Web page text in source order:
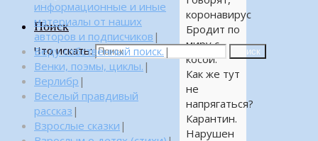
Поиск
Что искать: Поиск
коронавирус
Бродит по
миру с
косой.
Как же тут
не
напрягаться?
Карантин.
Нарушен
информационные и иные
материалы от наших
авторов и подписчиков |
Веду собственный поиск. |
Венки, поэмы, циклы. |
Верлибр |
Веселый правдивый
рассказ |
Взрослые сказки |